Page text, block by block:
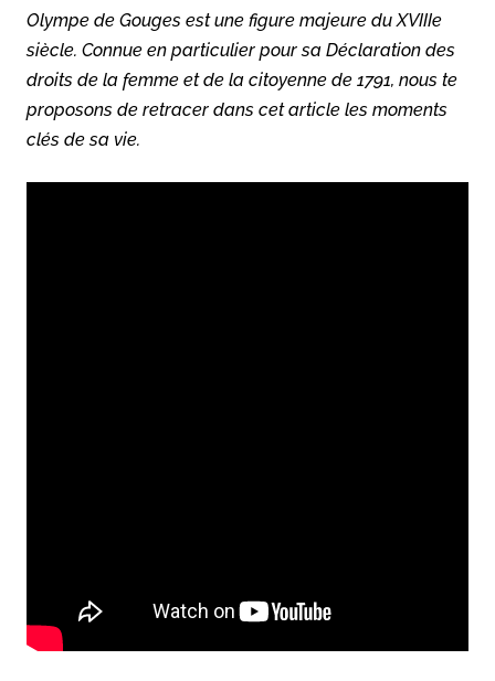
Olympe de Gouges est une figure majeure du XVIIIe
siècle. Connue en particulier pour sa Déclaration des
droits de la femme et de la citoyenne de 1791, nous te
proposons de retracer dans cet article les moments
clés de sa vie.